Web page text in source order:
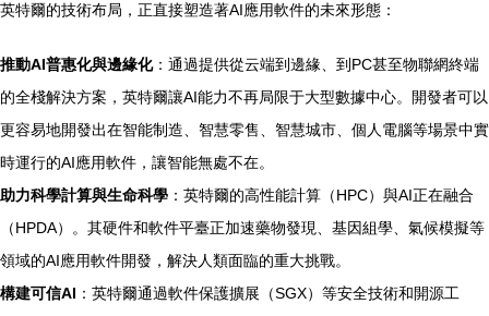
英特爾的技術布局，正直接塑造著AI應用軟件的未來形態：
推動AI普惠化與邊緣化：通過提供從云端到邊緣、到PC甚至物聯網終端
的全棧解決方案，英特爾讓AI能力不再局限于大型數據中心。開發者可以
更容易地開發出在智能制造、智慧零售、智慧城市、個人電腦等場景中實
時運行的AI應用軟件，讓智能無處不在。
助力科學計算與生命科學 ：英特爾的高性能計算（HPC）與AI正在融合
（HPDA）。其硬件和軟件平臺正加速藥物發現、基因組學、氣候模擬等
領域的AI應用軟件開發，解決人類面臨的重大挑戰。
構建可信AI ：英特爾通過軟件保護擴展（SGX）等安全技術和開源工